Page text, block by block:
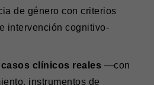
de género con criterios
intervención cognitivo-
clínicos reales —con
instrumentos de